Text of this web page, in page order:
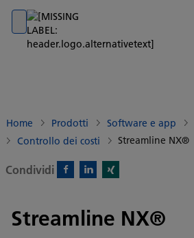
Go to banner
Go to content
Go to footer
Home Prodotti Software e app
Controllo dei costi
Streamline NX®
Condividi
Streamline NX®